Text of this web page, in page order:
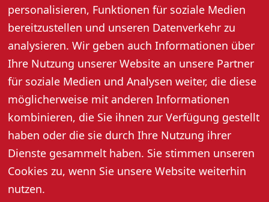
personalisieren, Funktionen für soziale Medien
bereitzustellen und unseren Datenverkehr zu
analysieren. Wir geben auch Informationen über
Ihre Nutzung unserer Website an unsere Partner
für soziale Medien und Analysen weiter, die diese
möglicherweise mit anderen Informationen
kombinieren, die Sie ihnen zur Verfügung gestellt
haben oder die sie durch Ihre Nutzung ihrer
Dienste gesammelt haben. Sie stimmen unseren
Cookies zu, wenn Sie unsere Website weiterhin
nutzen.
So ein Haus ist doch schnell gebaut! Man braucht nur
paar Bretter, bisschen Farbe, paar Nägel und viel
Spucke. (Igitt!) So macht sich der Kasper frisch ans
Werk. Doch dann geht alles schief. Auch das Haus. Und
der Spieler. (Aua!) Da hat doch der Teufel seine Finger
im Spiel!
Und so wird aus einem harmlosen Häuslebau eine
Riesenkatastrophe. (Sehr unterhaltsam!)
Alter: ab 5 Jahren
Dauer: ca. 50 Minuten